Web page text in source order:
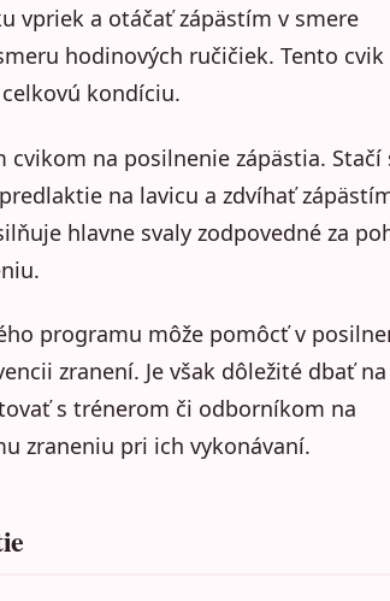
vpriek a otáčať zápästím v smere
hodinových ručičiek. Tento cvik
kondíciu.
na posilnenie zápästia. Stačí
na lavicu a zdvíhať
hlavne svaly zodpovedné za
programu môže pomôcť v
zranení. Je však dôležité dbať
s trénerom či odborníkom na
zraneniu pri ich vykonávaní.